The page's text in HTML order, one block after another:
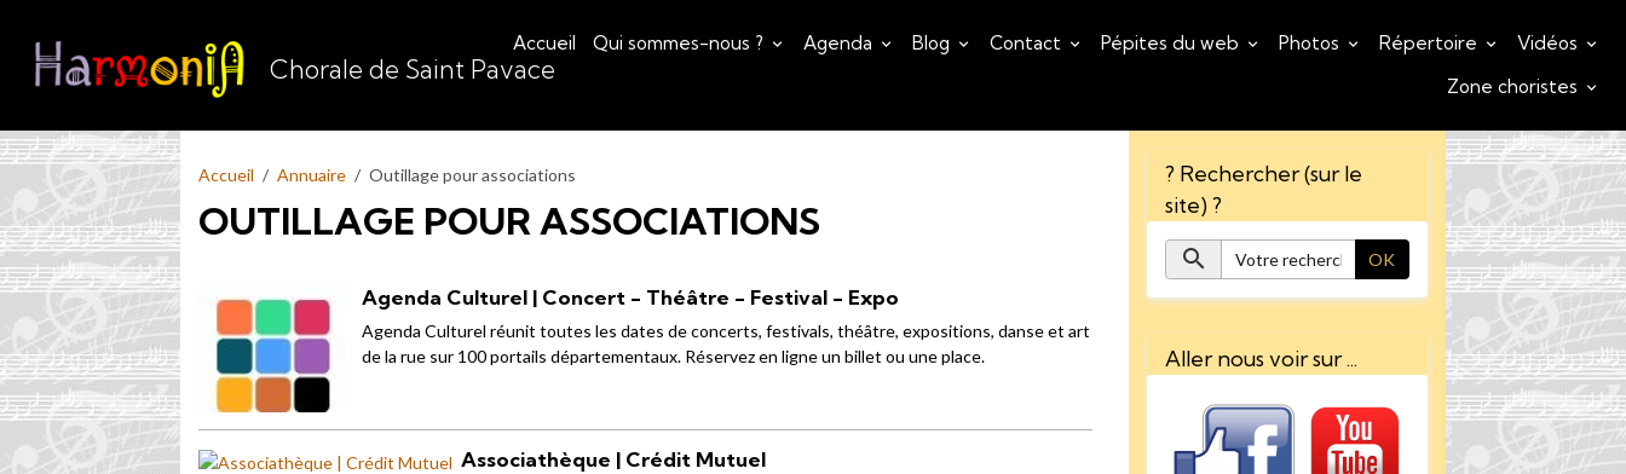
Chorale de Saint Pavace
Accueil Qui sommes-nous ? Agenda Blog Contact Pépites du web Photos Répertoire
Vidéos
Zone choristes
Accueil Annuaire Outillage pour associations
OUTILLAGE POUR ASSOCIATIONS
Agenda Culturel | Concert - Théâtre - Festival - Expo
Agenda Culturel réunit toutes les dates de concerts, festivals, théâtre, expositions, danse et art
de la rue sur 100 portails départementaux. Réservez en ligne un billet ou une place.
Associathèque | Crédit Mutuel
? Rechercher (sur le
site) ?
OK
Aller nous voir sur ...